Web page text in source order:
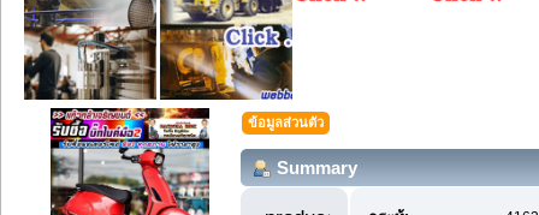
ข้อมูลส่วนตัว
Summary